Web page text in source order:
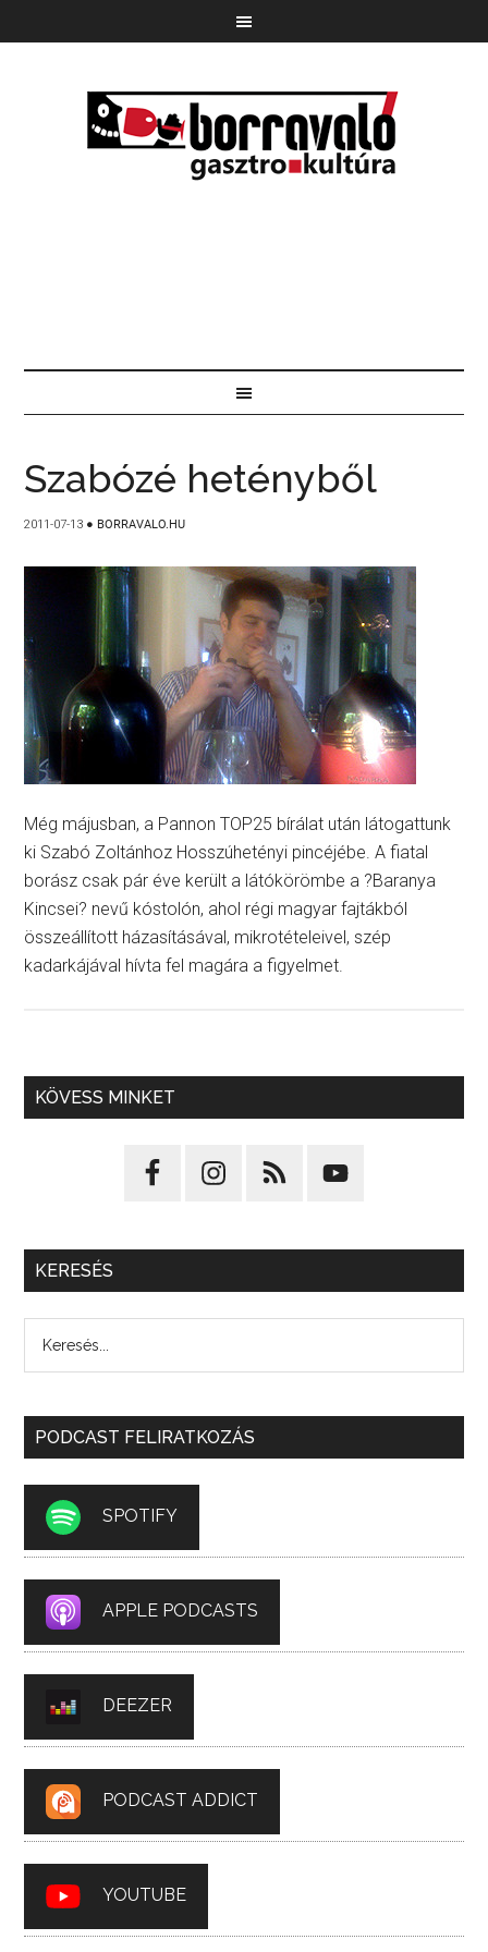
Szabózé hetényből
2011-07-13 ● BORRAVALO.HU
Még májusban, a Pannon TOP25 bírálat után látogattunk
ki Szabó Zoltánhoz Hosszúhetényi pincéjébe. A fiatal
borász csak pár éve került a látókörömbe a ?Baranya
Kincsei? nevű kóstolón, ahol régi magyar fajtákból
összeállított házasításával, mikrotételeivel, szép
kadarkájával hívta fel magára a figyelmet.
KÖVESS MINKET
KERESÉS
PODCAST FELIRATKOZÁS
SPOTIFY
APPLE PODCASTS
DEEZER
PODCAST ADDICT
YOUTUBE